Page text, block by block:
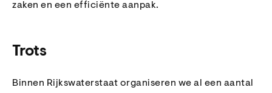
zaken en een efficiënte aanpak.
Trots
Binnen Rijkswaterstaat organiseren we al een aantal